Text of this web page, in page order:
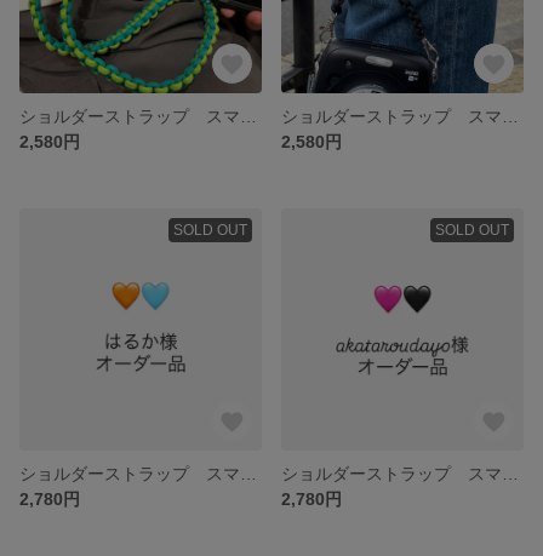
2,580円
2,580円
SOLD OUT
2,780円
SOLD OUT
2,780円